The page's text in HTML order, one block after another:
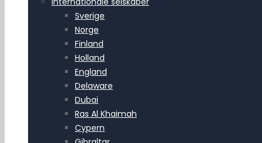
Sverige
Norge
Finland
Holland
England
Delaware
Dubai
Ras Al Khaimah
Cypern